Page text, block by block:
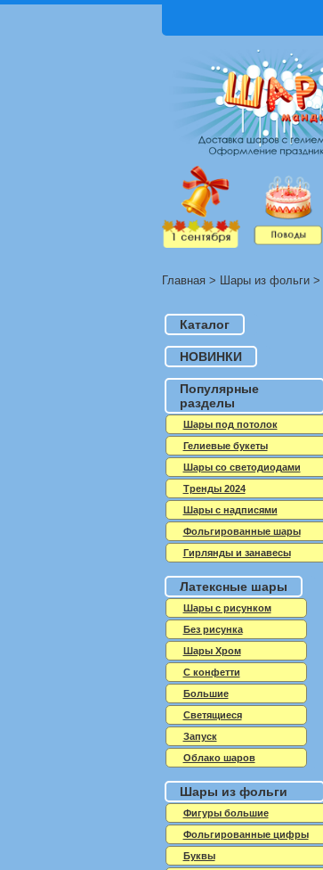
Главная > Шары из фольги >
Каталог
НОВИНКИ
Популярные
разделы
Шары под потолок
Гелиевые букеты
Шары со светодиодами
Тренды 2024
Шары с надписями
Фольгированные шары
Гирлянды и занавесы
Латексные шары
Шары с рисунком
Без рисунка
Шары Хром
C конфетти
Большие
Светящиеся
Запуск
Облако шаров
Шары из фольги
Фигуры большие
Фольгированные цифры
Буквы